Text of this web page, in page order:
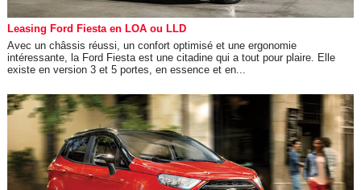
Leasing Ford Fiesta en LOA ou LLD
Avec un châssis réussi, un confort optimisé et une ergonomie
intéressante, la Ford Fiesta est une citadine qui a tout pour plaire. Elle
existe en version 3 et 5 portes, en essence et en...